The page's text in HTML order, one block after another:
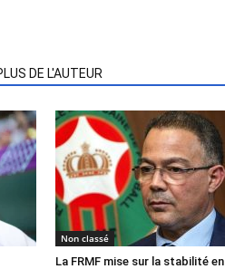
DE L'AUTEUR
Non classé
La FRMF mise sur la stabilité en